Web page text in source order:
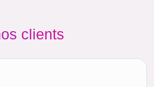
clients